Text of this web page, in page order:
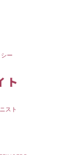
ー
スト